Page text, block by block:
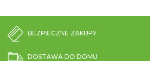
BEZPIECZNE ZAKUPY
DOSTAWA DO DOMU